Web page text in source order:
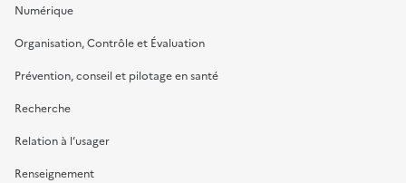
Numérique
Organisation, Contrôle et Évaluation
Prévention, conseil et pilotage en santé
Recherche
Relation à l’usager
Renseignement